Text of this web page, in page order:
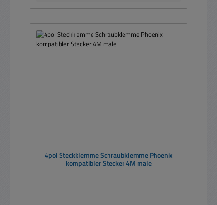
4pol Steckklemme Schraubklemme Phoenix
kompatibler Stecker 4M male